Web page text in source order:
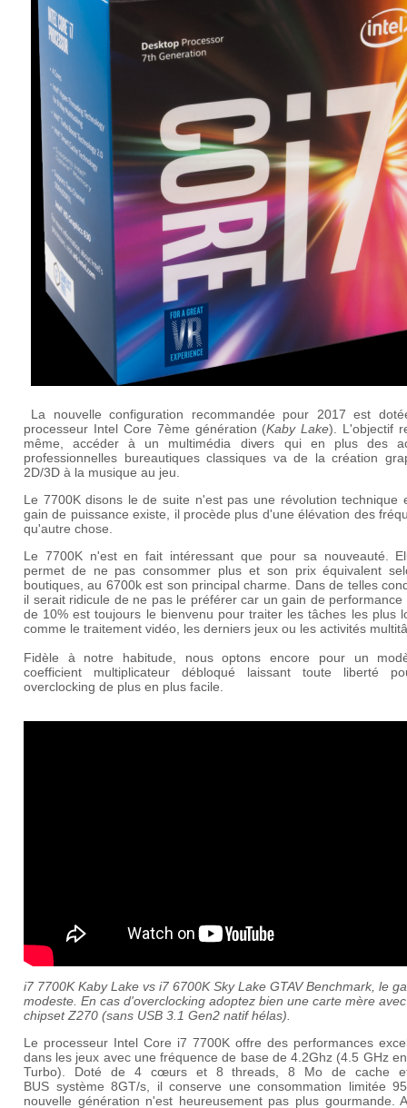
La nouvelle configuration recommandée pour 2017 est
processeur Intel Core 7ème génération (Kaby Lake). L'objectif
même, accéder à un multimédia divers qui en plus des
professionnelles bureautiques classiques va de la création
2D/3D à la musique au jeu.
Le 7700K disons le de suite n'est pas une révolution technique
gain de puissance existe, il procède plus d'une élévation des
qu'autre chose.
Le 7700K n'est en fait intéressant que pour sa nouveauté.
permet de ne pas consommer plus et son prix équivalent
boutiques, au 6700k est son principal charme. Dans de telles
il serait ridicule de ne pas le préférer car un gain de performance
de 10% est toujours le bienvenu pour traiter les tâches les plus
comme le traitement vidéo, les derniers jeux ou les activités
Fidèle à notre habitude, nous optons encore pour un
coefficient multiplicateur débloqué laissant toute liberté
overclocking de plus en plus facile.
i7 7700K Kaby Lake vs i7 6700K Sky Lake GTAV Benchmark, le
modeste. En cas d'overclocking adoptez bien une carte mère
chipset Z270 (sans USB 3.1 Gen2 natif hélas).
Le processeur Intel Core i7 7700K offre des performances
dans les jeux avec une fréquence de base de 4.2Ghz (4.5 GHz
Turbo). Doté de 4 cœurs et 8 threads, 8 Mo de cache
BUS système 8GT/s, il conserve une consommation limitée
nouvelle génération n'est heureusement pas plus gourmande.